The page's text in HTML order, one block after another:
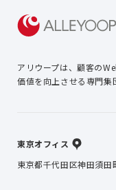
アリウープは、顧客の
価値を向上させる専門集
東京オフィス
東京都千代田区神田須